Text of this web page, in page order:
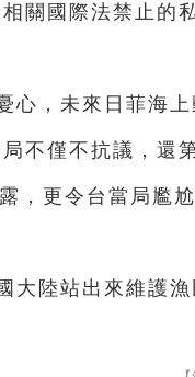
關國際法禁止的
心，未來日菲海
不僅不抗議，還
，更令台當局尷
大陸站出來維護漁